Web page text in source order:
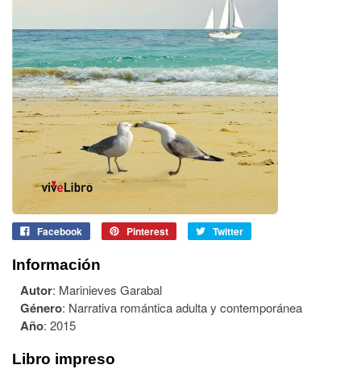
Facebook Pinterest Twitter
Información
Autor: Marinieves Garabal
Género: Narrativa romántica adulta y contemporánea
Año: 2015
Libro impreso